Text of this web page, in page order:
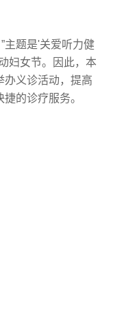
主题是'关爱听力健
妇女节。因此，本
办义诊活动，提高
的诊疗服务。